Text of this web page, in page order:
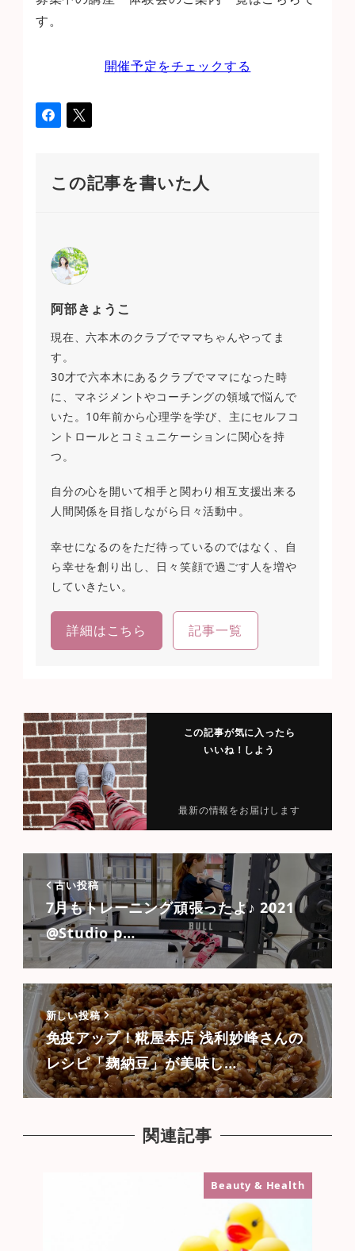
す。
開催予定をチェックする
この記事を書いた人
阿部きょうこ
現在、六本木のクラブでママちゃんやってま
す。
30才で六本木にあるクラブでママになった時
に、マネジメントやコーチングの領域で悩んで
いた。10年前から心理学を学び、主にセルフコ
ントロールとコミュニケーションに関心を持
つ。
自分の心を開いて相手と関わり相互支援出来る
人間関係を目指しながら日々活動中。
幸せになるのをただ待っているのではなく、自
ら幸せを創り出し、日々笑顔で過ごす人を増や
していきたい。
詳細はこちら 記事一覧
この記事が気に入ったら
いいね！しよう
最新の情報をお届けします
古い投稿
7月もトレーニング頑張ったよ♪ 2021
@Studio p…
新しい投稿
免疫アップ！糀屋本店 浅利妙峰さんの
レシピ「麹納豆」が美味し…
関連記事
Beauty & Health